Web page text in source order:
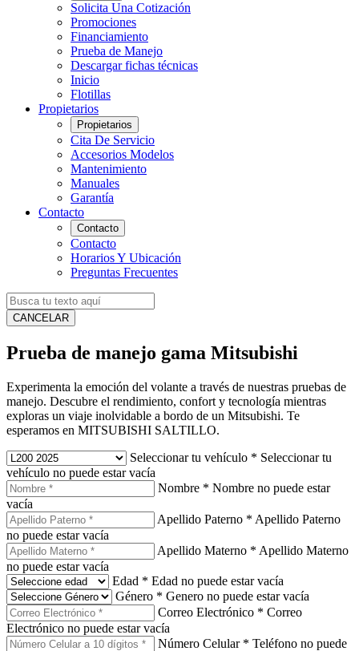
Solicita Una Cotización
Promociones
Financiamiento
Prueba de Manejo
Descargar fichas técnicas
Inicio
Flotillas
Propietarios
Propietarios
Cita De Servicio
Accesorios Modelos
Mantenimiento
Manuales
Garantía
Contacto
Contacto
Contacto
Horarios Y Ubicación
Preguntas Frecuentes
CANCELAR
Prueba de manejo gama Mitsubishi
Experimenta la emoción del volante a través de nuestras pruebas de
manejo. Descubre el rendimiento, confort y tecnología mientras
exploras un viaje inolvidable a bordo de un Mitsubishi. Te
esperamos en MITSUBISHI SALTILLO.
Seleccionar tu vehículo * Seleccionar tu
vehículo no puede estar vacía
Nombre * Nombre no puede estar
vacía
Apellido Paterno * Apellido Paterno
no puede estar vacía
Apellido Materno * Apellido Materno
no puede estar vacía
Edad * Edad no puede estar vacía
Género * Genero no puede estar vacía
Correo Electrónico * Correo
Electrónico no puede estar vacía
Número Celular * Teléfono no puede